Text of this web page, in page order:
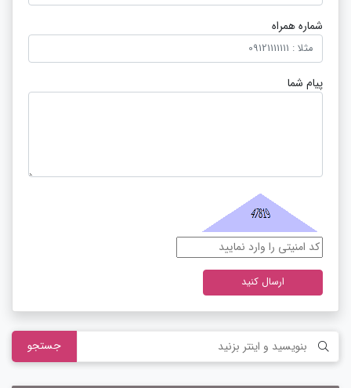
شماره همراه
پیام شما
ارسال کنید
جستجو